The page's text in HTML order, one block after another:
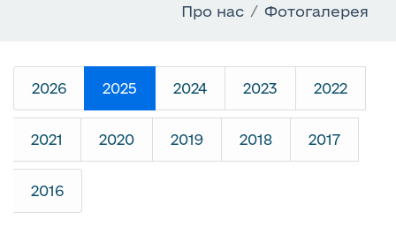
о
н
Про нас Фотогалерея
2026 2025 2024 2023 2022
2021 2020 2019 2018 2017
2016